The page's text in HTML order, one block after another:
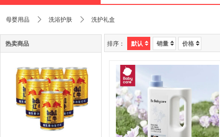
母婴用品 洗浴护肤 洗护礼盒
热卖商品 排序： 默认 销量 价格